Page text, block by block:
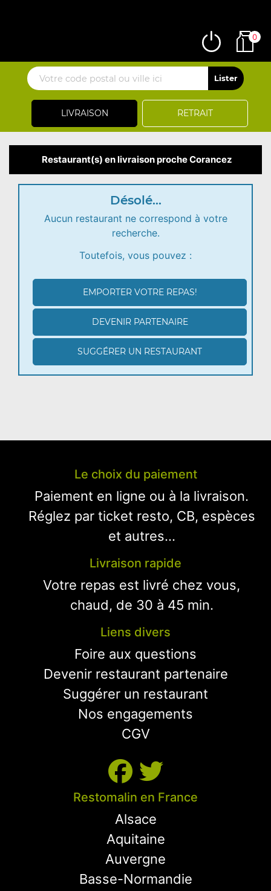
LIVRAISON RETRAIT
0
Restaurant(s) en livraison proche Corancez
Désolé...
Aucun restaurant ne correspond à votre
recherche.
Toutefois, vous pouvez :
EMPORTER VOTRE REPAS!
DEVENIR PARTENAIRE
SUGGÉRER UN RESTAURANT
Le choix du paiement
Paiement en ligne ou à la livraison.
Réglez par ticket resto, CB, espèces
et autres...
Livraison rapide
Votre repas est livré chez vous,
chaud, de 30 à 45 min.
Liens divers
Foire aux questions
Devenir restaurant partenaire
Suggérer un restaurant
Nos engagements
CGV
Restomalin en France
Alsace
Aquitaine
Auvergne
Basse-Normandie